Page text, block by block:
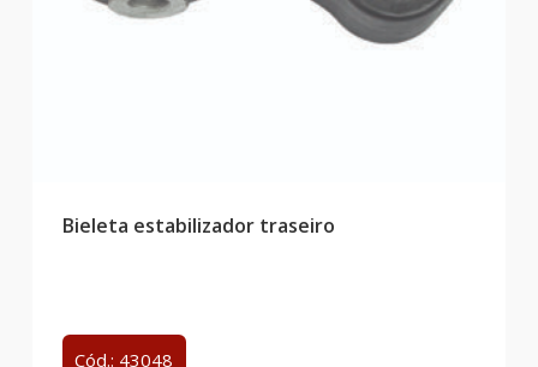
Bieleta estabilizador traseiro
Cód.: 43048